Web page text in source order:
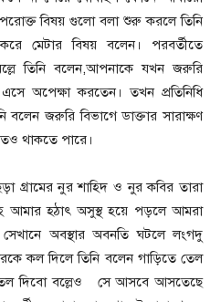
বিষয় গুলো বলা শুরু করলে তিনি
মেটার বিষয় বলেন। পরবর্তীতে
বল্লে তিনি বলেন,আপনাকে যখন জরুরি
অপেক্ষা করতেন। তখন প্রতিনিধি
বলেন জরুরি বিভাগে ডাক্তার সারাক্ষণ
থাকতে পারে।
গ্রামের নুর শাহিদ ও নুর কবির তারা
আমার হঠাৎ অসুস্থ হয়ে পড়লে আমরা
সেখানে অবস্থার অবনতি ঘটলে লংগদু
কল দিলে তিনি বলেন গাড়িতে তেল
তেল দিবো বল্লেও সে আসবে আসতেছে